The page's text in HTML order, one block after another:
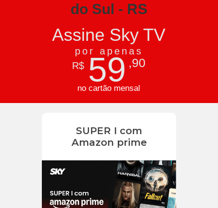
do Sul - RS
Assine Sky TV
por apenas
R$ 59 ,90
no cartão mensal
SUPER I com
Amazon prime